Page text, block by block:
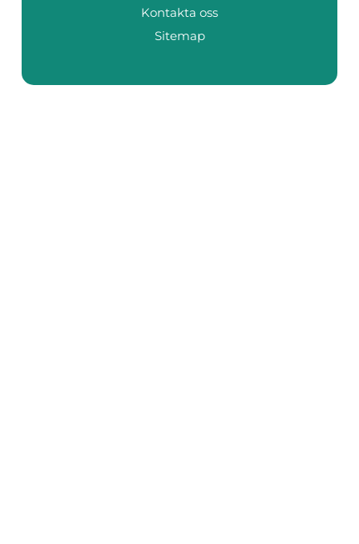
Kontakta oss
Sitemap